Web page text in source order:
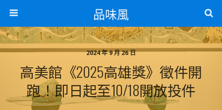
品味風
2024 年 9 月 26 日
高美館《2025高雄獎》徵件開
跑！即日起至10/18開放投件